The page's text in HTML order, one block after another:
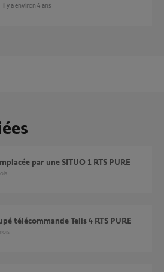
il y a environ 4 ans
par une SITUO 1 RTS PURE
télécommande Telis 4 RTS PURE